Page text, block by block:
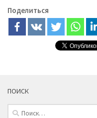
Поделиться
ПОИСК
Найти: